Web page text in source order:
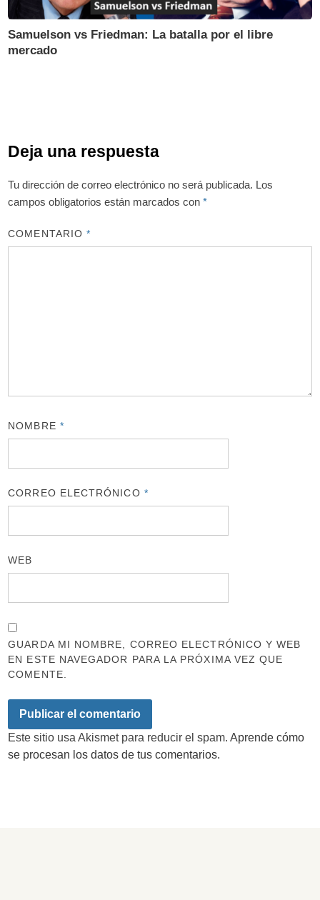
Samuelson vs Friedman: La batalla por el libre
mercado
Deja una respuesta
Tu dirección de correo electrónico no será publicada. Los
campos obligatorios están marcados con*
COMENTARIO*
NOMBRE *
CORREO ELECTRÓNICO *
WEB
GUARDA MI NOMBRE, CORREO ELECTRÓNICO Y WEB
EN ESTE NAVEGADOR PARA LA PRÓXIMA VEZ QUE
COMENTE.
Este sitio usa Akismet para reducir el spam.Aprende cómo
se procesan los datos de tus comentarios.